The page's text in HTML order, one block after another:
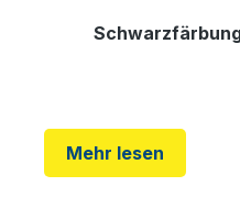
Mehr lesen